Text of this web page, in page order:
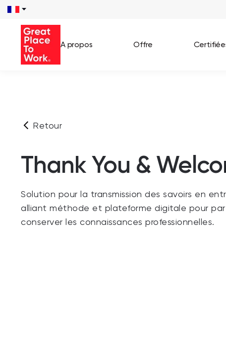
A propos Offre
Retour
Thank You &
Solution pour la transmission des savoirs en
alliant méthode et plateforme digitale pour
conserver les connaissances professionnelles.